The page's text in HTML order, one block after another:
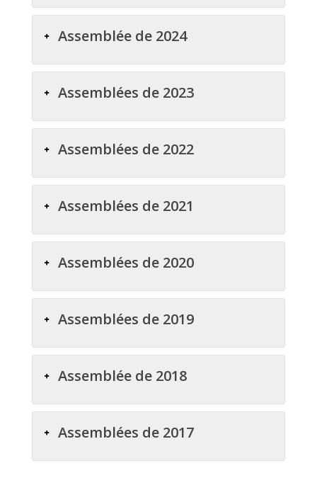
Assemblée de 2024
Assemblées de 2023
Assemblées de 2022
Assemblées de 2021
Assemblées de 2020
Assemblées de 2019
Assemblée de 2018
Assemblées de 2017